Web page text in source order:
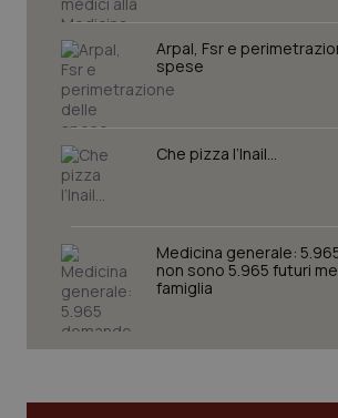
Arpal, Fsr e
spese
Che pizza l’Inail…
Medicina generale:
non sono 5.965 futuri
famiglia
I cookie necessari contribuiscono a
sito web abilitandone funzionalità di base
navigazione sulle pagine e l'accesso alle
Nome